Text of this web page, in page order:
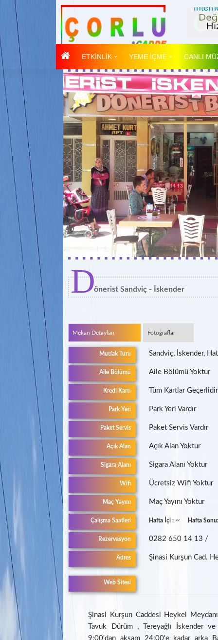
ETKİNLİK YEME İÇME CANLI
Dönerist Sandviç - İskender
Mekan Detayları Fotoğraflar
Mutfak Türü Sandviç, İskender,
Aile Bölümü Aile Bölümü Yoktur
Kredi Kartı Tüm Kartlar Geçerlidir
Park Yeri Park Yeri Vardır
Paket Servis Paket Servis Vardır
Açık Alan Açık Alan Yoktur
Sigara Alanı Sigara Alanı Yoktur
Wifi Ücretsiz Wifi Yoktur
Maç Yayını Maç Yayını Yoktur
Çalışma Saatleri Hafta İçi : ~ Hafta
Rezervasyon 0282 650 14 13 /
Adres Şinasi Kurşun Cad.
Web Sitesi
Şinasi Kurşun Caddesi Heykel
Tavuk Dürüm , Tereyağlı İskender
9:00'dan akşam 24:00'e kadar arka